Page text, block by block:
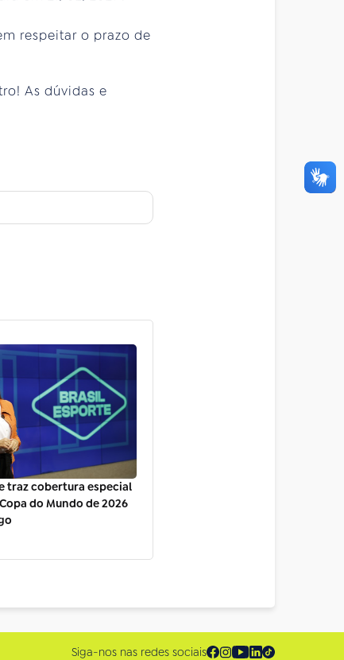
respeitar o prazo de
As dúvidas e
traz cobertura especial
do Mundo de 2026
Siga-nos nas redes sociais